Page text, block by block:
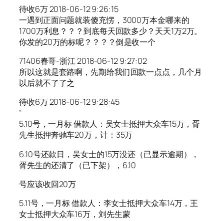
待收6万 2018-06-12 9:26:15
一遇到正面问题就装傻充愣，3000万本金哪来的
1700万利息？？？到底每天回款多少？天天1万2万。
你发的20万的标呢？？？？倒是收一个
71406春哥-浙江 2018-06-12 9:27:02
所以这就是套路啊，先期给我们回款一点点，几个月
以后就不了了之
待收6万 2018-06-12 9:28:45
“
5.10号，一月标 借款人：吴女士抵押大众车15万，胥
先生抵押奔驰车20万，计：35万
6.10号还款日，吴女士的15万没还（已显示逾期），
胥先生的还清了（已下架），6.10
号应该收回20万
5.11号，一月标 借款人：李女士抵押大众车14万，王
女士抵押大众车16万，刘先生蒙